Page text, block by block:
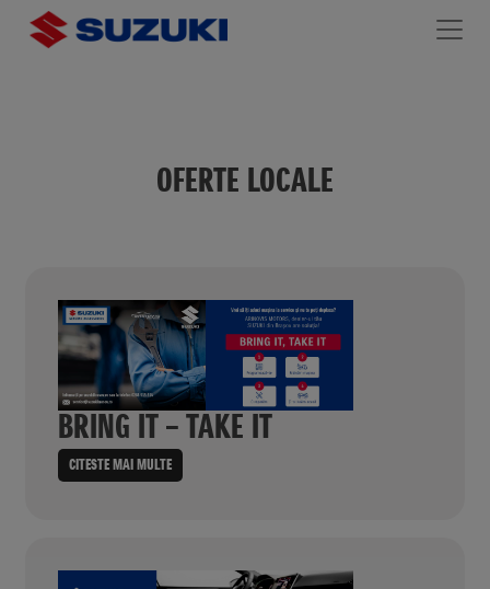
OFERTE LOCALE
BRING IT – TAKE IT
CITESTE MAI MULTE